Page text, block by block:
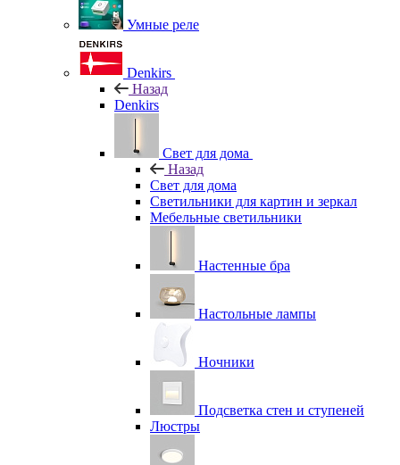
Умные реле
Denkirs
Назад
Denkirs
Свет для дома
Назад
Свет для дома
Светильники для картин и зеркал
Мебельные светильники
Настенные бра
Настольные лампы
Ночники
Подсветка стен и ступеней
Люстры